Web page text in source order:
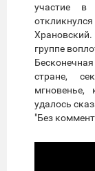
участие в
группе
стране,
мгновенье,
удалось
"Без